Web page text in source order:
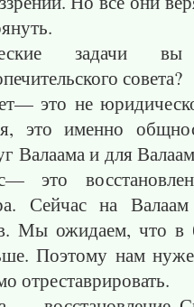
задачи вы
совета?
это не
это именно
Валаама и для
это
Сейчас на Валаам
Мы ожидаем, что в
Поэтому нам
отреставрировать.